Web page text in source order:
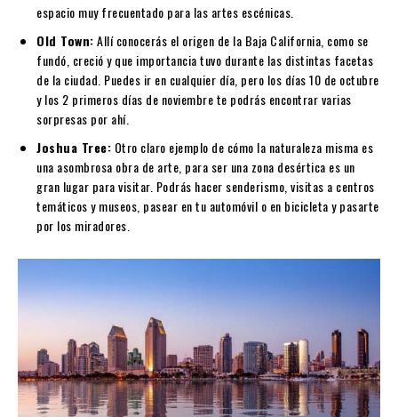
espacio muy frecuentado para las artes escénicas.
Old Town:Allí conocerás el origen de la Baja California, como se
fundó, creció y que importancia tuvo durante las distintas facetas
de la ciudad. Puedes ir en cualquier día, pero los días 10 de octubre
y los 2 primeros días de noviembre te podrás encontrar varias
sorpresas por ahí.
Joshua Tree: Otro claro ejemplo de cómo la naturaleza misma es
una asombrosa obra de arte, para ser una zona desértica es un
gran lugar para visitar. Podrás hacer senderismo, visitas a centros
temáticos y museos, pasear en tu automóvil o en bicicleta y pasarte
por los miradores.